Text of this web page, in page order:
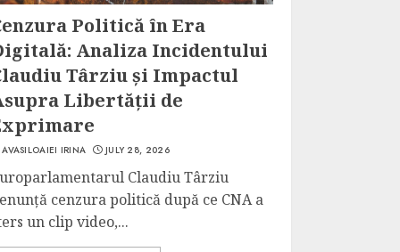
Politică în Era
Analiza Incidentului
Târziu și Impactul
Libertății de
AVASILOAIEI IRINA JULY 28, 2026
Claudiu Târziu
cenzura politică după ce CNA a
un clip video,...